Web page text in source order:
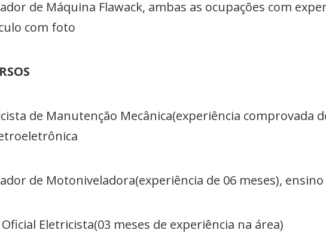
de Máquina Flawack, ambas as ocupações com
com foto
de Manutenção Mecânica(experiência comprovada
de Motoniveladora(experiência de 06 meses),
Eletricista(03 meses de experiência na área)